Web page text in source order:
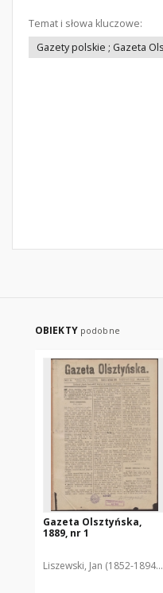
Temat i słowa kluczowe:
Gazety polskie ; Gazeta
OBIEKTY podobne
Gazeta Olsztyńska,
1889, nr 1
Liszewski, Jan (1852-1894).